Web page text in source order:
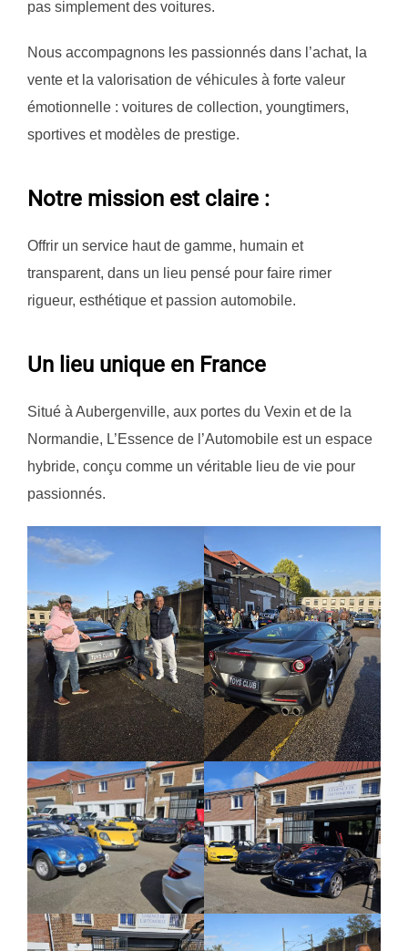
pas simplement des voitures.
Nous accompagnons les passionnés dans l’achat, la
vente et la valorisation de véhicules à forte valeur
émotionnelle : voitures de collection, youngtimers,
sportives et modèles de prestige.
Notre mission est claire :
Offrir un service haut de gamme, humain et
transparent, dans un lieu pensé pour faire rimer
rigueur, esthétique et passion automobile.
Un lieu unique en France
Situé à Aubergenville, aux portes du Vexin et de la
Normandie, L’Essence de l’Automobile est un espace
hybride, conçu comme un véritable lieu de vie pour
passionnés.